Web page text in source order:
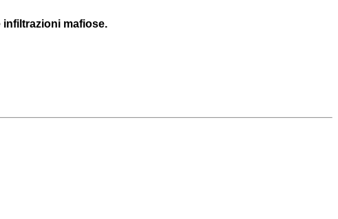
infiltrazioni mafiose.